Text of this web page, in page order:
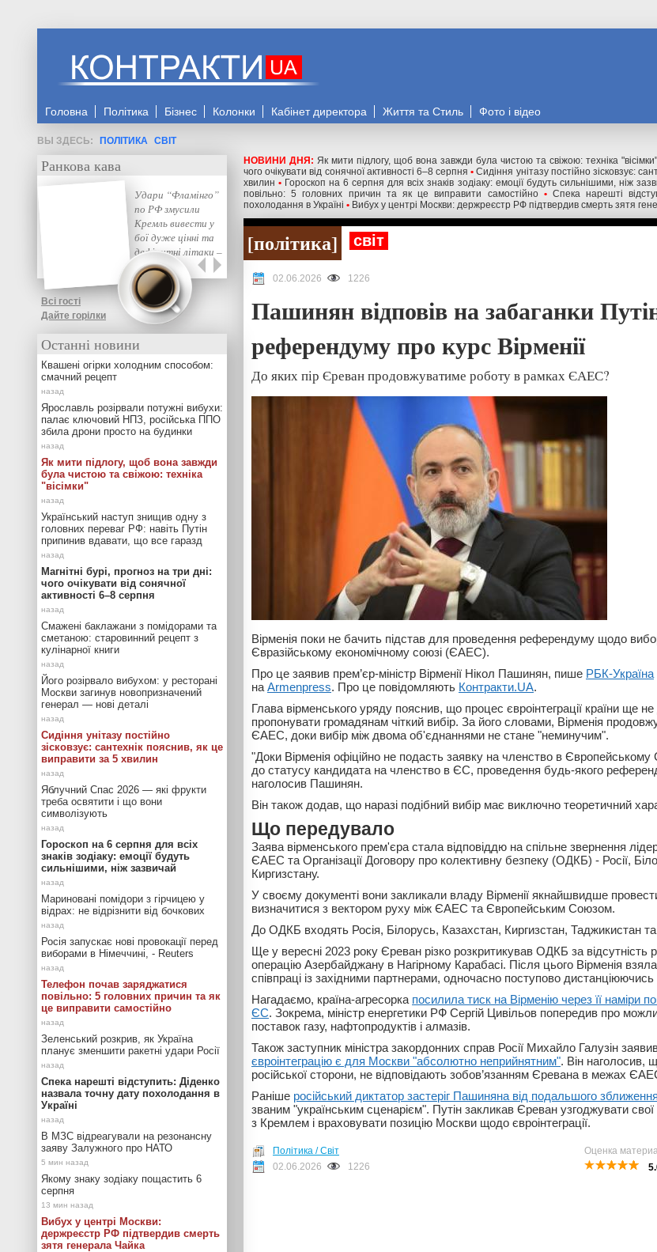
Головна Політика Бізнес Колонки Кабінет директора Життя та Стиль Фото і відео
ПОЛІТИКА СВІТ
НОВИНИ ДНЯ: Як мити підлогу, щоб вона завжди була чистою та свіжою: техніка "вісімки"
чого очікувати від сонячної активності 6–8 серпня • Сидіння унітазу постійно зісковзує:
хвилин • Гороскоп на 6 серпня для всіх знаків зодіаку: емоції будуть сильнішими, ніж
повільно: 5 головних причин та як це виправити самостійно • Спека нарешті
похолодання в Україні • Вибух у центрі Москви: держреєстр РФ підтвердив смерть зятя
політика світ
02.06.2026 1226
Пашинян відповів на забаганки
референдуму про курс Вірменії
До яких пір Єреван продовжуватиме роботу в рамках ЄАЕС?
Вірменія поки не бачить підстав для проведення референдуму щодо
Євразійському економічному союзі (ЄАЕС).
Про це заявив прем’єр-міністр Вірменії Нікол Пашинян, пише РБК-Україна
на Armenpress. Про це повідомляють Контракти.UA.
Глава вірменського уряду пояснив, що процес євроінтеграції країни ще не
пропонувати громадянам чіткий вибір. За його словами, Вірменія
ЄАЕС, доки вибір між двома об'єднаннями не стане "неминучим".
"Доки Вірменія офіційно не подасть заявку на членство в
до статусу кандидата на членство в ЄС, проведення будь-якого
наголосив Пашинян.
Він також додав, що наразі подібний вибір має виключно теоретичний
Що передувало
Заява вірменського прем'єра стала відповіддю на спільне звернення
ЄАЕС та Організації Договору про колективну безпеку (ОДКБ) - Росії,
Киргизстану.
У своєму документі вони закликали владу Вірменії якнайшвидше
визначитися з вектором руху між ЄАЕС та Європейським Союзом.
До ОДКБ входять Росія, Білорусь, Казахстан, Киргизстан, Таджикистан та
Ще у вересні 2023 року Єреван різко розкритикував ОДКБ за відсутність
операцію Азербайджану в Нагірному Карабасі. Після цього Вірменія
співпраці із західними партнерами, одночасно поступово дистанціюючись
Нагадаємо, країна-агресорка посилила тиск на Вірменію через її наміри
ЄС. Зокрема, міністр енергетики РФ Сергій Цивільов попередив про
поставок газу, нафтопродуктів і алмазів.
Також заступник міністра закордонних справ Росії Михайло Галузін
євроінтеграцію є для Москви "абсолютно неприйнятним". Він наголосив,
російської сторони, не відповідають зобов’язанням Єревана в межах
Раніше російський диктатор застеріг Пашиняна від подальшого
званим "українським сценарієм". Путін закликав Єреван узгоджувати свої
з Кремлем і враховувати позицію Москви щодо євроінтеграції.
Оценка
Політика / Світ
02.06.2026
1226
Ранкова кава
Зеленський назвав
Україну гарантом
незалежності
країн колишнього
СРСР
Всі гості
Дайте горілки
Останні новини
Квашені огірки холодним способом:
смачний рецепт
Ярославль розірвали потужні вибухи:
палає ключовий НПЗ, російська ППО
збила дрони просто на будинки
Як мити підлогу, щоб вона завжди
була чистою та свіжою: техніка
"вісімки"
Український наступ знищив одну з
головних переваг РФ: навіть Путін
припинив вдавати, що все гаразд
Магнітні бурі, прогноз на три дні:
чого очікувати від сонячної
активності 6–8 серпня
Смажені баклажани з помідорами та
сметаною: старовинний рецепт з
кулінарної книги
Його розірвало вибухом: у ресторані
Москви загинув новопризначений
генерал — нові деталі
Сидіння унітазу постійно
зісковзує: сантехнік пояснив, як це
виправити за 5 хвилин
Яблучний Спас 2026 — які фрукти
треба освятити і що вони
символізують
Гороскоп на 6 серпня для всіх
знаків зодіаку: емоції будуть
сильнішими, ніж зазвичай
Мариновані помідори з гірчицею у
відрах: не відрізнити від бочкових
Росія запускає нові провокації перед
виборами в Німеччині, - Reuters
Телефон почав заряджатися
повільно: 5 головних причин та як
це виправити самостійно
Зеленський розкрив, як Україна
планує зменшити ракетні удари Росії
Спека нарешті відступить: Діденко
назвала точну дату похолодання в
Україні
В МЗС відреагували на резонансну
заяву Залужного про НАТО
Якому знаку зодіаку пощастить 6
серпня
Вибух у центрі Москви:
держреєстр РФ підтвердив смерть
зятя генерала Чайка